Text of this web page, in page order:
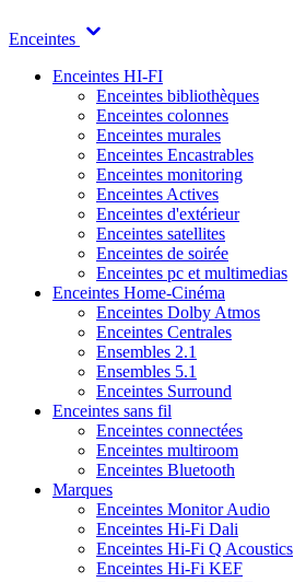
Enceintes
Enceintes HI-FI
Enceintes bibliothèques
Enceintes colonnes
Enceintes murales
Enceintes Encastrables
Enceintes monitoring
Enceintes Actives
Enceintes d'extérieur
Enceintes satellites
Enceintes de soirée
Enceintes pc et multimedias
Enceintes Home-Cinéma
Enceintes Dolby Atmos
Enceintes Centrales
Ensembles 2.1
Ensembles 5.1
Enceintes Surround
Enceintes sans fil
Enceintes connectées
Enceintes multiroom
Enceintes Bluetooth
Marques
Enceintes Monitor Audio
Enceintes Hi-Fi Dali
Enceintes Hi-Fi Q Acoustics
Enceintes Hi-Fi KEF